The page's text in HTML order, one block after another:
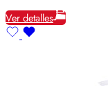
Ver detalles